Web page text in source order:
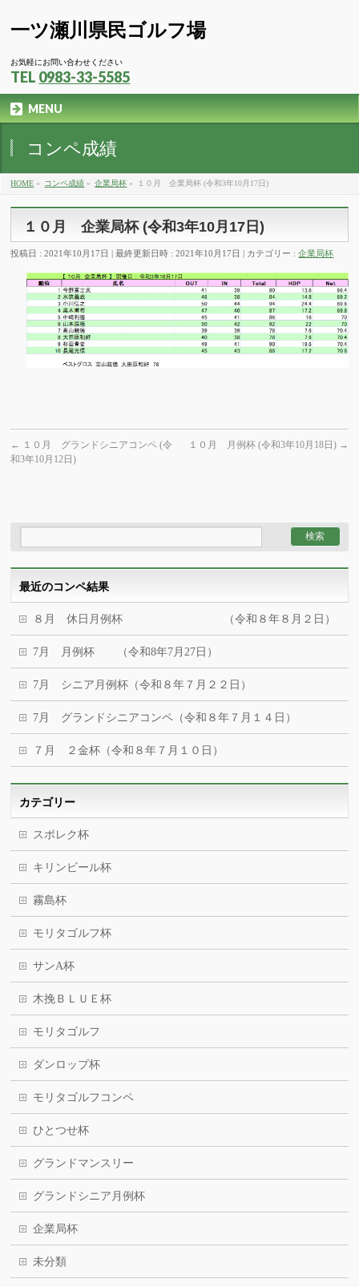
一ツ瀬川県民ゴルフ場
お気軽にお問い合わせください
TEL 0983-33-5585
MENU
コンペ成績
HOME » コンペ成績 » 企業局杯 » １０月 企業局杯 (令和3年10月17日)
１０月 企業局杯 (令和3年10月17日)
投稿日 : 2021年10月17日 最終更新日時 : 2021年10月17日 カテゴリー :企業局杯
← １０月 グランドシニアコンペ (令
和3年10月12日)
１０月 月例杯 (令和3年10月18日) →
最近のコンペ結果
８月 休日月例杯 （令和８年８月２日）
7月 月例杯 （令和8年7月27日）
7月 シニア月例杯（令和８年７月２２日）
7月 グランドシニアコンペ（令和８年７月１４日）
７月 ２金杯（令和８年７月１０日）
カテゴリー
スポレク杯
キリンビール杯
霧島杯
モリタゴルフ杯
サンA杯
木挽ＢＬＵＥ杯
モリタゴルフ
ダンロップ杯
モリタゴルフコンペ
ひとつせ杯
グランドマンスリー
グランドシニア月例杯
企業局杯
未分類